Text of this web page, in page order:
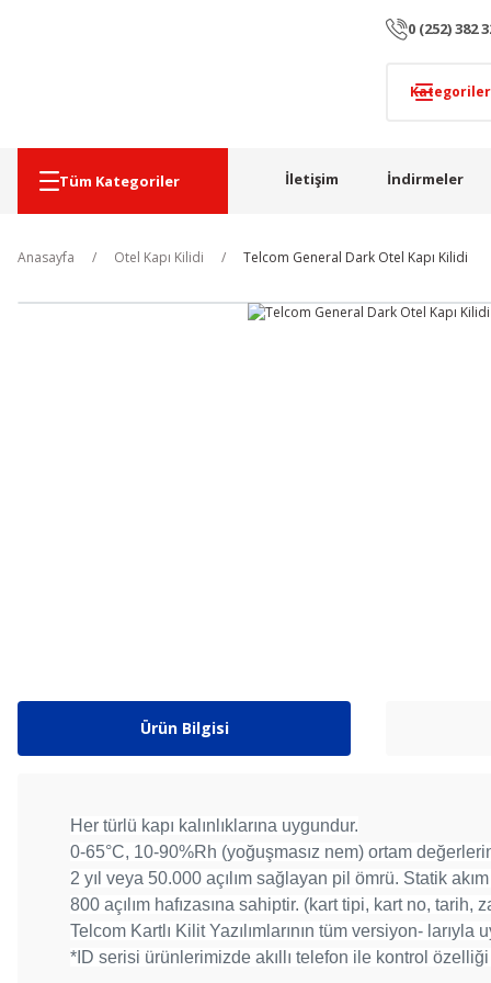
0 (252) 382
Tüm Kategoriler İletişim İndirmeler
Anasayfa Otel Kapı Kilidi Telcom General Dark Otel Kapı Kilidi
Ürün Bilgisi
Her türlü kapı kalınlıklarına uygundur.
0-65°C, 10-90%Rh (yoğuşmasız nem) ortam
2 yıl veya 50.000 açılım sağlayan pil ömrü. Statik
800 açılım hafızasına sahiptir. (kart tipi, kart no,
Telcom Kartlı Kilit Yazılımlarının tüm versiyon- larıyla
*ID serisi ürünlerimizde akıllı telefon ile kontrol